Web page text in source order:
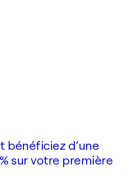
commande
bénéficiez d’une
sur votre première